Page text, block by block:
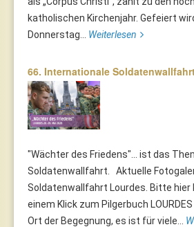
katholischen Kirchenjahr. Gefeiert
Donnerstag... Weiterlesen
66. Internationale
"Wächter des Friedens"... ist das
Soldatenwallfahrt. Aktuelle
Soldatenwallfahrt Lourdes. Bitte hier
einem Klick zum Pilgerbuch
Ort der Begegnung, es ist für viele...